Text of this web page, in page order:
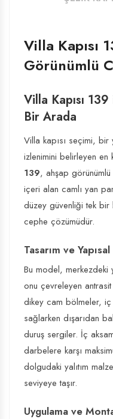
Villa Kapısı
Görünümlü
Villa Kapısı
Bir Arada
Villa kapısı seçimi, bir
izlenimini belirleyen en
139, ahşap görünümlü
içeri alan camlı yan
düzey güvenliği tek bir
cephe çözümüdür.
Tasarım ve
Bu model, merkezdeki
onu çevreleyen
dikey cam bölmeler, iç
sağlarken dışarıdan
duruş sergiler. İç
darbelere karşı
dolgudaki yalıtım
seviyeye taşır.
Uygulama ve